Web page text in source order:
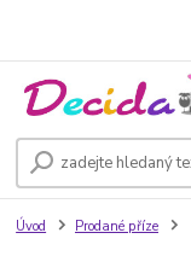
Úvod Prodané příze